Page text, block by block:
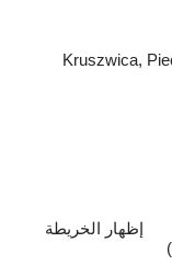
إظهار الخريطة